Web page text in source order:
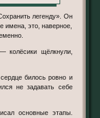
имена, это, наверное,
не задавать себе